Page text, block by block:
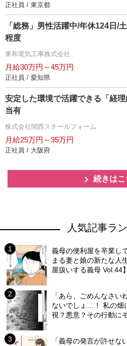
正社員 / 東京都
「総務」男性活躍中/年休124日/
程度
東和電気工事株式会社
月給30万円～45万円
正社員 / 愛知県
安定した環境で活躍できる「経
当有
株式会社関西スチールフォーム
月給25万円～35万円
正社員 / 大阪府
続きはこ
人気記事ラ
義母の便利屋を卒業し
まる妻と娘の新たな人
屋扱いする義母 Vol.44】
「あら、ごめんなさい
ないでしょ…！ 私の畑
視？悪意？その行動に
「義母の発言が許せ